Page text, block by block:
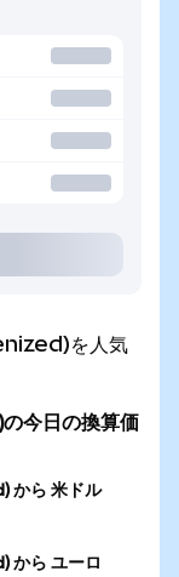
を人気
今日の換算価
から 米ドル
から ユーロ